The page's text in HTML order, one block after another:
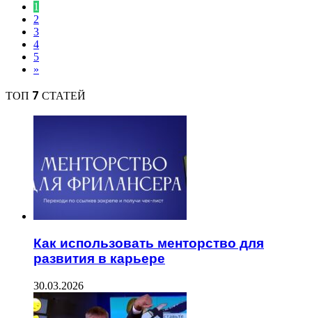
1
2
3
4
5
»
ТОП 7 СТАТЕЙ
Как использовать менторство для
развития в карьере
30.03.2026